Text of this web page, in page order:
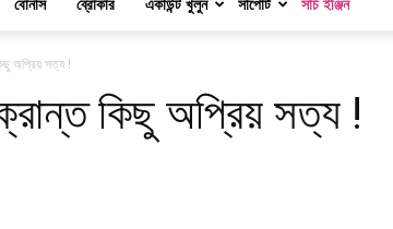
অপ্রিয় সত্য !
কিছু অপ্রিয় সত্য !